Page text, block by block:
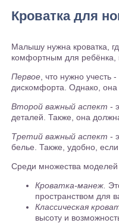
Кроватка для
Малышу нужна кроватка,
комфортным для ребёнка,
Первое , что нужно
дискомфорта. Однако,
Второй важный аспект -
деталей. Также, она
Третий важный аспект -
белье. Также, удобно,
Среди множества моделей
Кроватка-манеж.
пространством для
Классическая
высоту и